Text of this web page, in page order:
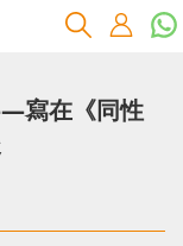
寫在《同性